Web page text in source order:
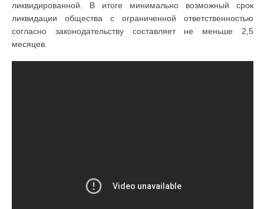
ликвидированной. В итоге минимально возможный срок
ликвидации общества с ограниченной ответственностью
согласно законодательству составляет не меньше 2,5
месяцев.